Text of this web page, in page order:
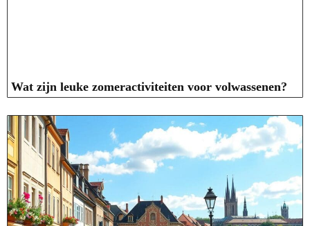
Wat zijn leuke zomeractiviteiten voor volwassenen?